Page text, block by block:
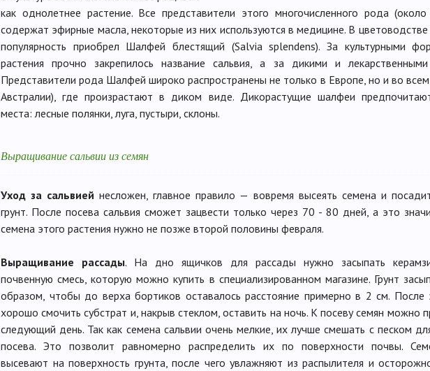
как однолетнее растение. Все представители этого многочисленного рода
содержат эфирные масла, некоторые из них используются в медицине. В
популярность приобрел Шалфей блестящий (Salvia splendens). За культурными
растения прочно закрепилось название сальвия, а за дикими и
Представители рода Шалфей широко распространены не только в Европе, но и во
Австралии), где произрастают в диком виде. Дикорастущие шалфеи
места: лесные полянки, луга, пустыри, склоны.
Выращивание сальвии из семян
Уход за сальвией несложен, главное правило — вовремя высеять семена и
грунт. После посева сальвия сможет зацвести только через 70 - 80 дней, а это
семена этого растения нужно не позже второй половины февраля.
Выращивание рассады. На дно ящичков для рассады нужно засыпать
почвенную смесь, которую можно купить в специализированном магазине. Грунт
образом, чтобы до верха бортиков оставалось расстояние примерно в 2 см. После
хорошо смочить субстрат и, накрыв стеклом, оставить на ночь. К посеву семян можно
следующий день. Так как семена сальвии очень мелкие, их лучше смешать с песком
посева. Это позволит равномерно распределить их по поверхности почвы.
высевают на поверхность грунта, после чего увлажняют из распылителя и